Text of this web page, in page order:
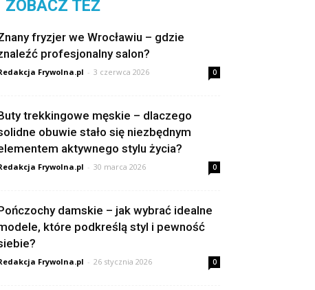
ZOBACZ TEŻ
fryzjer we Wrocławiu – gdzie
profesjonalny salon?
Frywolna.pl - 3 czerwca 2026 0
trekkingowe męskie – dlaczego
obuwie stało się niezbędnym
aktywnego stylu życia?
Frywolna.pl - 30 marca 2026 0
damskie – jak wybrać idealne
które podkreślą styl i pewność
Frywolna.pl - 26 stycznia 2026 0